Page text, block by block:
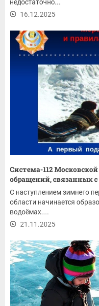
недостаточно...
16.12.2025
Система-112
обращений, связанных
С наступлением зимнего
области начинается
водоёмах....
21.11.2025